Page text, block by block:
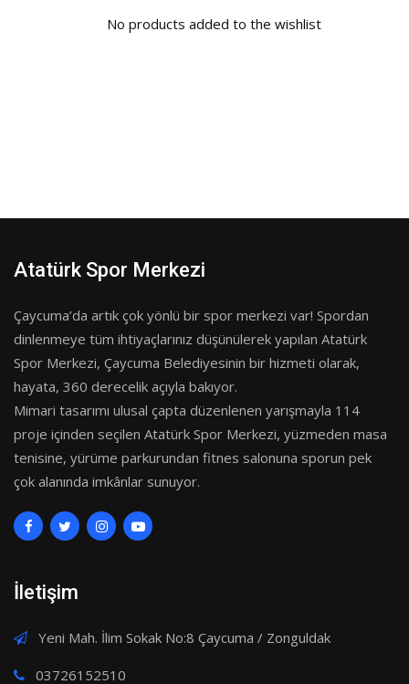
No products added to the wishlist
Atatürk Spor Merkezi
Çaycuma’da artık çok yönlü bir spor merkezi var! Spordan
dinlenmeye tüm ihtiyaçlarınız düşünülerek yapılan Atatürk
Spor Merkezi, Çaycuma Belediyesinin bir hizmeti olarak,
hayata, 360 derecelik açıyla bakıyor.
Mimari tasarımı ulusal çapta düzenlenen yarışmayla 114
proje içinden seçilen Atatürk Spor Merkezi, yüzmeden masa
tenisine, yürüme parkurundan fitnes salonuna sporun pek
çok alanında imkânlar sunuyor.
İletişim
Yeni Mah. İlim Sokak No:8 Çaycuma / Zonguldak
03726152510